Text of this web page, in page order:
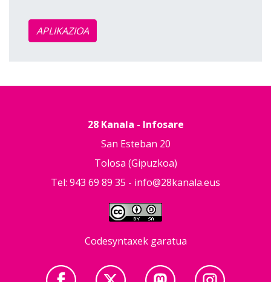
APLIKAZIOA
28 Kanala - Infosare
San Esteban 20
Tolosa (Gipuzkoa)
Tel: 943 69 89 35 - info@28kanala.eus
Codesyntaxek garatua